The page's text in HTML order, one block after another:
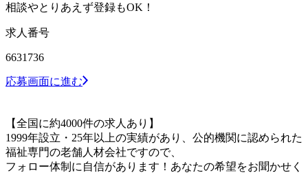
相談やとりあえず登録もOK！
求人番号
6631736
応募画面に進む
【全国に約4000件の求人あり】
1999年設立・25年以上の実績があり、公的機関に認められた
福祉専門の老舗人材会社ですので、
フォロー体制に自信があります！あなたの希望をお聞かせく